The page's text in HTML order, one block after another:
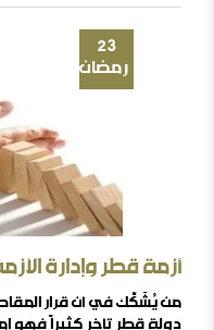
23
رمضان
أزمة قطر وإدارة
من يُشَكِّك في أن قرار
دولة قطر تأخر كثيراً فهو